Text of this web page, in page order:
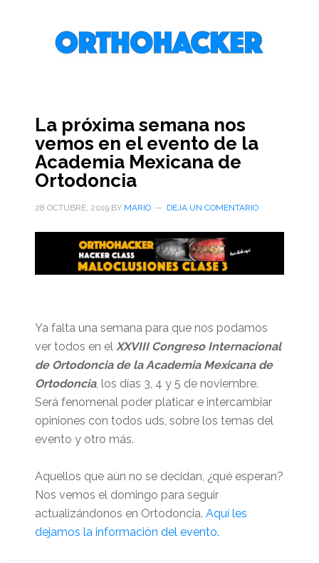
La próxima semana nos
vemos en el evento de la
Academia Mexicana de
Ortodoncia
28 OCTUBRE, 2019BY MARIO DEJA UN COMENTARIO
Ya falta una semana para que nos podamos
ver todos en el XXVIII Congreso Internacional
de Ortodoncia de la Academia Mexicana de
Ortodoncia, los días 3, 4 y 5 de noviembre.
Será fenomenal poder platicar e intercambiar
opiniones con todos uds, sobre los temas del
evento y otro más.
Aquellos que aún no se decidan, ¿qué esperan?
Nos vemos el domingo para seguir
actualizándonos en Ortodoncia. Aquí les
dejamos la información del evento.